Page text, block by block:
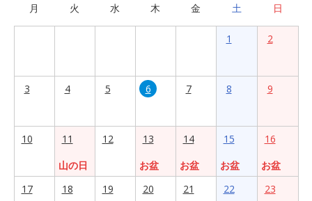
月 火 水 木 金 土 日
1 2
3 4 5 6 7 8 9
10
11
山の日
12
13
お盆
14
お盆
15
お盆
16
お盆
17
18 19 20 21 22 23